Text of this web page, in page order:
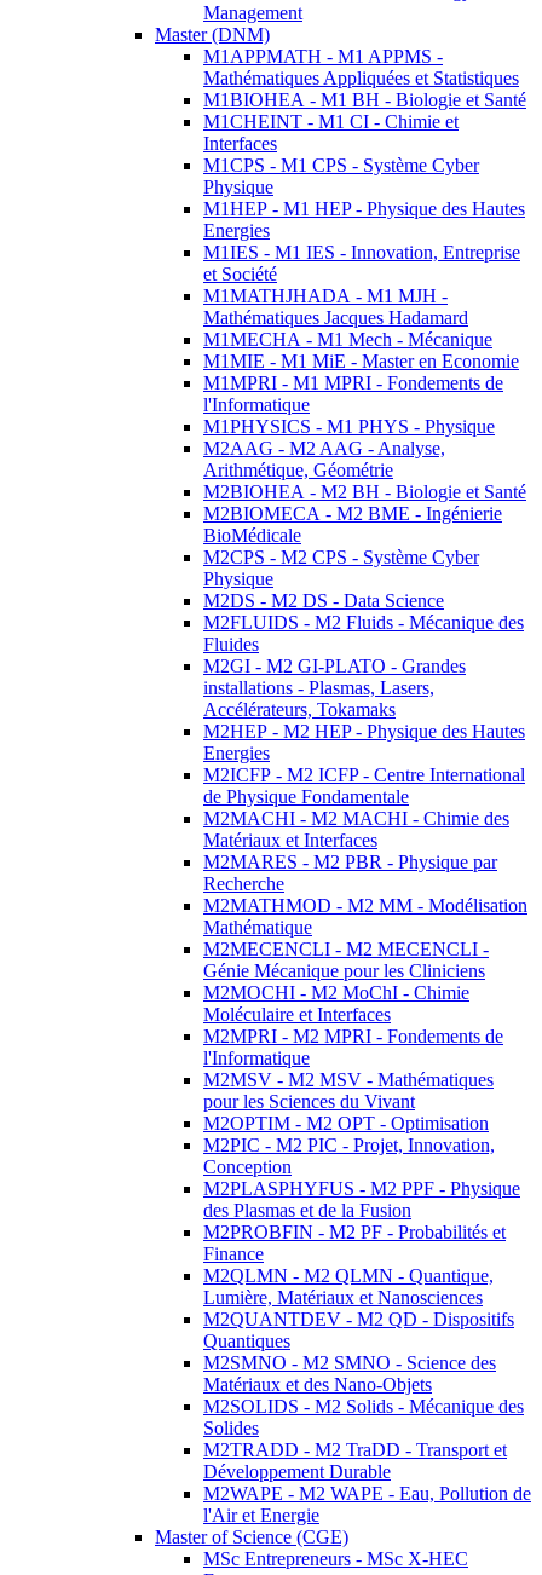
Management
Master (DNM)
M1APPMATH - M1 APPMS -
Mathématiques Appliquées et Statistiques
M1BIOHEA - M1 BH - Biologie et Santé
M1CHEINT - M1 CI - Chimie et
Interfaces
M1CPS - M1 CPS - Système Cyber
Physique
M1HEP - M1 HEP - Physique des Hautes
Energies
M1IES - M1 IES - Innovation, Entreprise
et Société
M1MATHJHADA - M1 MJH -
Mathématiques Jacques Hadamard
M1MECHA - M1 Mech - Mécanique
M1MIE - M1 MiE - Master en Economie
M1MPRI - M1 MPRI - Fondements de
l'Informatique
M1PHYSICS - M1 PHYS - Physique
M2AAG - M2 AAG - Analyse,
Arithmétique, Géométrie
M2BIOHEA - M2 BH - Biologie et Santé
M2BIOMECA - M2 BME - Ingénierie
BioMédicale
M2CPS - M2 CPS - Système Cyber
Physique
M2DS - M2 DS - Data Science
M2FLUIDS - M2 Fluids - Mécanique des
Fluides
M2GI - M2 GI-PLATO - Grandes
installations - Plasmas, Lasers,
Accélérateurs, Tokamaks
M2HEP - M2 HEP - Physique des Hautes
Energies
M2ICFP - M2 ICFP - Centre International
de Physique Fondamentale
M2MACHI - M2 MACHI - Chimie des
Matériaux et Interfaces
M2MARES - M2 PBR - Physique par
Recherche
M2MATHMOD - M2 MM - Modélisation
Mathématique
M2MECENCLI - M2 MECENCLI -
Génie Mécanique pour les Cliniciens
M2MOCHI - M2 MoChI - Chimie
Moléculaire et Interfaces
M2MPRI - M2 MPRI - Fondements de
l'Informatique
M2MSV - M2 MSV - Mathématiques
pour les Sciences du Vivant
M2OPTIM - M2 OPT - Optimisation
M2PIC - M2 PIC - Projet, Innovation,
Conception
M2PLASPHYFUS - M2 PPF - Physique
des Plasmas et de la Fusion
M2PROBFIN - M2 PF - Probabilités et
Finance
M2QLMN - M2 QLMN - Quantique,
Lumière, Matériaux et Nanosciences
M2QUANTDEV - M2 QD - Dispositifs
Quantiques
M2SMNO - M2 SMNO - Science des
Matériaux et des Nano-Objets
M2SOLIDS - M2 Solids - Mécanique des
Solides
M2TRADD - M2 TraDD - Transport et
Développement Durable
M2WAPE - M2 WAPE - Eau, Pollution de
l'Air et Energie
Master of Science (CGE)
MSc Entrepreneurs - MSc X-HEC